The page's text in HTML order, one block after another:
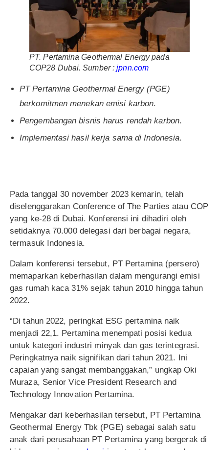
PT. Pertamina Geothermal Energy pada
COP28 Dubai. Sumber :jpnn.com
PT Pertamina Geothermal Energy (PGE)
berkomitmen menekan emisi karbon.
Pengembangan bisnis harus rendah karbon.
Implementasi hasil kerja sama di Indonesia.
Pada tanggal 30 november 2023 kemarin, telah
diselenggarakan Conference of The Parties atau COP
yang ke-28 di Dubai. Konferensi ini dihadiri oleh
setidaknya 70.000 delegasi dari berbagai negara,
termasuk Indonesia.
Dalam konferensi tersebut, PT Pertamina (persero)
memaparkan keberhasilan dalam mengurangi emisi
gas rumah kaca 31% sejak tahun 2010 hingga tahun
2022.
“Di tahun 2022, peringkat ESG pertamina naik
menjadi 22,1. Pertamina menempati posisi kedua
untuk kategori industri minyak dan gas terintegrasi.
Peringkatnya naik signifikan dari tahun 2021. Ini
capaian yang sangat membanggakan,” ungkap Oki
Muraza, Senior Vice President Research and
Technology Innovation Pertamina.
Mengakar dari keberhasilan tersebut, PT Pertamina
Geothermal Energy Tbk (PGE) sebagai salah satu
anak dari perusahaan PT Pertamina yang bergerak di